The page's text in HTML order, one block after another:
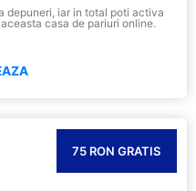
depuneri, iar in total poti activa
casa de pariuri online.
75 RON GRATIS